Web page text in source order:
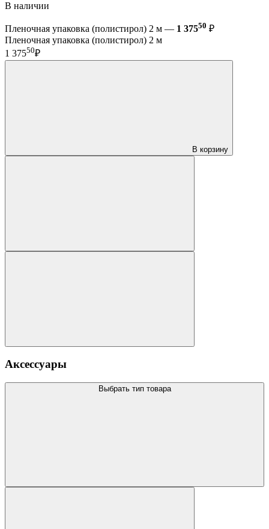
В наличии
Пленочная упаковка (полистирол) 2 м — 1 37550 ₽
Пленочная упаковка (полистирол) 2 м
1 37550₽
В корзину
Аксессуары
Выбрать тип товара